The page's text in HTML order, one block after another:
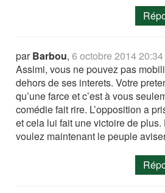
parBarbou,6 octobre 2014 20:34
Assimi, vous ne pouvez pas
dehors de ses interets. Votre
qu’une farce et c’est à vous
comédie fait rire. L’opposition a
et cela lui fait une victoire de
voulez maintenant le peuple